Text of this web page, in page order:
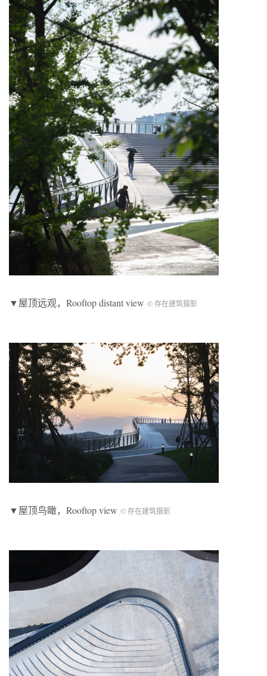
▼屋顶远观，Rooftop distant view © 存在建筑摄影
▼屋顶鸟瞰，Rooftop view © 存在建筑摄影